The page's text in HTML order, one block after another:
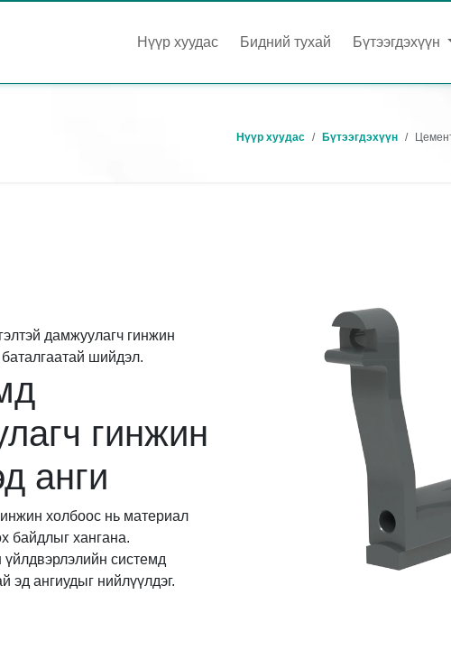
Нүүр хуудас Бидний тухай Бүтээгдэхүүн
Нүүр хуудас Бүтээгдэхүүн
дамжуулагч гинжин
шийдэл.
гинжин
анги
холбоос нь материал
байдлыг хангана.
системд
эд ангиудыг нийлүүлдэг.